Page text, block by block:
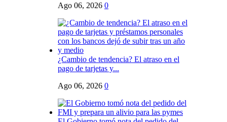
Ago 06, 2026 0
¿Cambio de tendencia? El atraso en el
pago de tarjetas y...
Ago 06, 2026 0